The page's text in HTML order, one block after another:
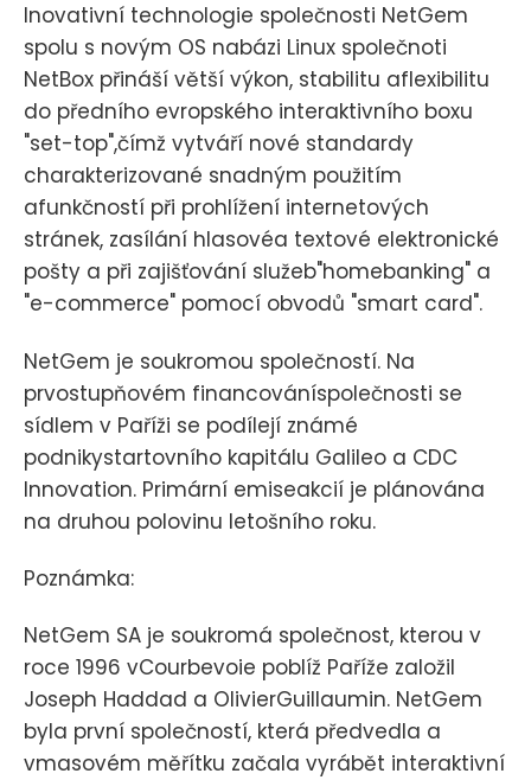
Inovativní technologie společnosti NetGem
spolu s novým OS nabázi Linux společnoti
NetBox přináší větší výkon, stabilitu aflexibilitu
do předního evropského interaktivního boxu
"set-top",čímž vytváří nové standardy
charakterizované snadným použitím
afunkčností při prohlížení internetových
stránek, zasílání hlasovéa textové elektronické
pošty a při zajišťování služeb"homebanking" a
"e-commerce" pomocí obvodů "smart card".
NetGem je soukromou společností. Na
prvostupňovém financováníspolečnosti se
sídlem v Paříži se podílejí známé
podnikystartovního kapitálu Galileo a CDC
Innovation. Primární emiseakcií je plánována
na druhou polovinu letošního roku.
Poznámka:
NetGem SA je soukromá společnost, kterou v
roce 1996 vCourbevoie poblíž Paříže založil
Joseph Haddad a OlivierGuillaumin. NetGem
byla první společností, která předvedla a
vmasovém měřítku začala vyrábět interaktivní